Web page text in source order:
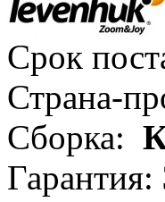
Срок
Страна-
Сборка:
Гарантия: